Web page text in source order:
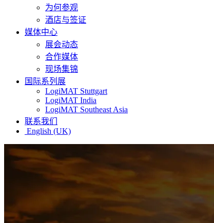
为何参观
酒店与签证
媒体中心
展会动态
合作媒体
现场集锦
国际系列展
LogiMAT Stuttgart
LogiMAT India
LogiMAT Southeast Asia
联系我们
English (UK)